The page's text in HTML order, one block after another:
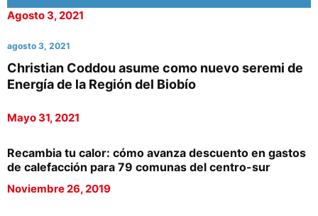
Agosto 3, 2021
agosto 3, 2021
Christian Coddou asume como nuevo seremi de
Energía de la Región del Biobío
Mayo 31, 2021
Recambia tu calor: cómo avanza descuento en gastos
de calefacción para 79 comunas del centro-sur
Noviembre 26, 2019